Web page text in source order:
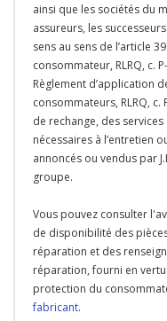
ainsi que les sociétés du
assureurs, les
sens au sens de l’article
consommateur, RLRQ, c.
Règlement d’application
consommateurs, RLRQ,
de rechange, des
nécessaires à l’entretien
annoncés ou vendus par
groupe.
Vous pouvez consulter
de disponibilité des
réparation et des
réparation, fourni en vertu
protection du
fabricant.